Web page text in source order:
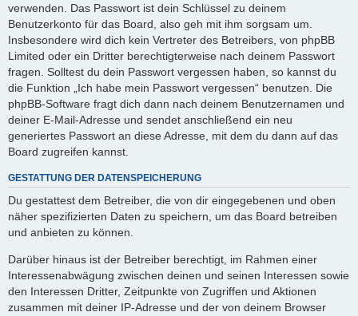
verwenden. Das Passwort ist dein Schlüssel zu deinem
Benutzerkonto für das Board, also geh mit ihm sorgsam um.
Insbesondere wird dich kein Vertreter des Betreibers, von phpBB
Limited oder ein Dritter berechtigterweise nach deinem Passwort
fragen. Solltest du dein Passwort vergessen haben, so kannst du
die Funktion „Ich habe mein Passwort vergessen“ benutzen. Die
phpBB-Software fragt dich dann nach deinem Benutzernamen und
deiner E-Mail-Adresse und sendet anschließend ein neu
generiertes Passwort an diese Adresse, mit dem du dann auf das
Board zugreifen kannst.
GESTATTUNG DER DATENSPEICHERUNG
Du gestattest dem Betreiber, die von dir eingegebenen und oben
näher spezifizierten Daten zu speichern, um das Board betreiben
und anbieten zu können.
Darüber hinaus ist der Betreiber berechtigt, im Rahmen einer
Interessenabwägung zwischen deinen und seinen Interessen sowie
den Interessen Dritter, Zeitpunkte von Zugriffen und Aktionen
zusammen mit deiner IP-Adresse und der von deinem Browser